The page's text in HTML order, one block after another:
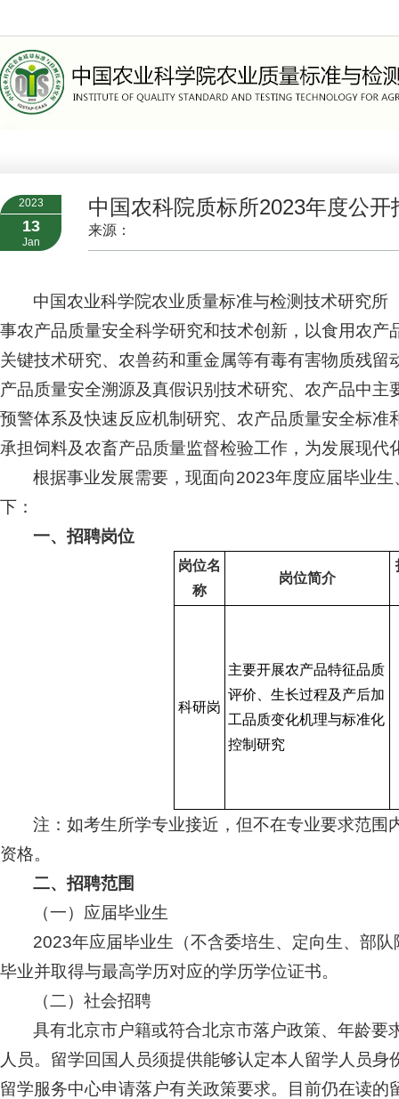
2023
13
Jan
中国农科院质标所2023年度公
来源：
中国农业科学院农业质量标准与检测技术研究
事农产品质量安全科学研究和技术创新，以食用农
关键技术研究、农兽药和重金属等有毒有害物质残
产品质量安全溯源及真假识别技术研究、农产品中
预警体系及快速反应机制研究、农产品质量安全标
承担饲料及农畜产品质量监督检验工作，为发展现
根据事业发展需要，现面向2023年度应届毕业
下：
一、招聘岗位
岗位名
称
岗位简介
科研岗
主要开展农产品特征品质
评价、生长过程及产后加
工品质变化机理与标准化
控制研究
注：如考生所学专业接近，但不在专业要求范
资格。
二、招聘范围
（一）应届毕业生
2023年应届毕业生（不含委培生、定向生、部
毕业并取得与最高学历对应的学历学位证书。
（二）社会招聘
具有北京市户籍或符合北京市落户政策、年龄
人员。留学回国人员须提供能够认定本人留学人员
留学服务中心申请落户有关政策要求。目前仍在读